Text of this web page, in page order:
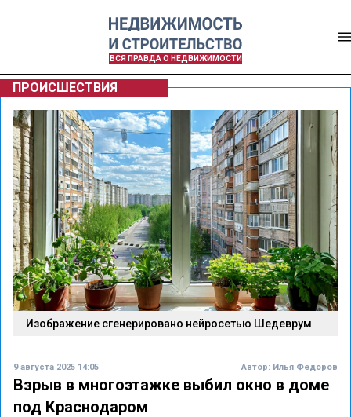
ВСЯ ПРАВДА О НЕДВИЖИМОСТИ
ПРОИСШЕСТВИЯ
Изображение сгенерировано нейросетью Шедеврум
9 августа 2025 14:05 Автор: Илья Федоров
Взрыв в многоэтажке выбил окно в доме
под Краснодаром